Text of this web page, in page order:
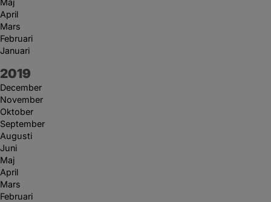
April
Mars
Februari
Januari
År:
2019
December
November
Oktober
September
Augusti
Juni
Maj
April
Mars
Februari